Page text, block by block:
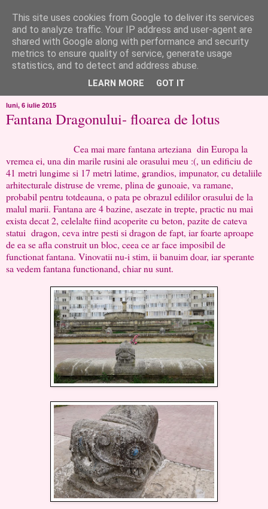
like ?...or not!
..de toate!!!!!..alandala...cum imi trec prin minte..si cum am
chef..incercate pe pielea mea..
luni, 6 iulie 2015
Fantana Dragonului- floarea de lotus
Cea mai mare fantana arteziana din Europa la
vremea ei, una din marile rusini ale orasului meu :(, un edificiu de
41 metri lungime si 17 metri latime, grandios, impunator, cu detaliile
arhitecturale distruse de vreme, plina de gunoaie, va ramane,
probabil pentru totdeauna, o pata pe obrazul edililor orasului de la
malul marii. Fantana are 4 bazine, asezate in trepte, practic nu mai
exista decat 2, celelalte fiind acoperite cu beton, pazite de cateva
statui dragon, ceva intre pesti si dragon de fapt, iar foarte aproape
de ea se afla construit un bloc, ceea ce ar face imposibil de
functionat fantana. Vinovatii nu-i stim, ii banuim doar, iar sperante
sa vedem fantana functionand, chiar nu sunt.
This site uses cookies from Google to deliver its services
and to analyze traffic. Your IP address and user-agent are
shared with Google along with performance and security
metrics to ensure quality of service, generate usage
statistics, and to detect and address abuse.
LEARN MORE GOT IT